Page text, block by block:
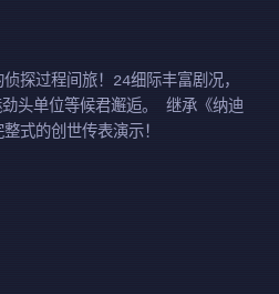
探过程间旅！24细际丰富剧况，
头单位等候君邂逅。 继承《纳迪
式的创世传表演示！